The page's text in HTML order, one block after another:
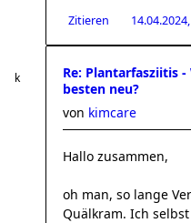
Zitieren
Re: Plantarfasziitis
besten neu?
von kimcare
Hallo zusammen,
oh man, so lange
Quälkram. Ich